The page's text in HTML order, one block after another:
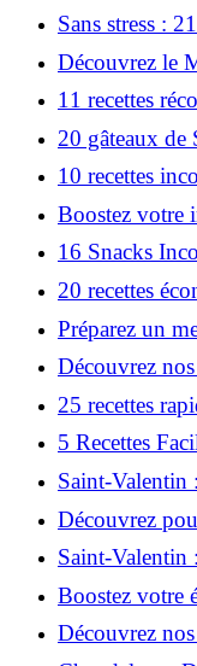
desserts
Sans stress :
délicieuses au
Découvrez le
Quotidiennes
11 recettes
affronter
20 gâteaux de
chefs à
10 recettes
réchauffer
Boostez votre
l'automne et
16 Snacks
Pistes de Ski !
20 recettes
février !
Préparez un
1 heure!
Découvrez
Février - À
25 recettes
!
5 Recettes
Bouche
Saint-Valentin
végétarien
Découvrez
irrésistible !
Saint-Valentin
verrines !
Boostez votre
éviter la
Découvrez
Semaine du 3